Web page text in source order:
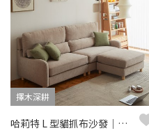
擇木深耕
哈莉特 L 型貓抓布沙發｜防油防污防潑水 × 移動式腳椅 × 左右型自由擺放 – 擇木深耕